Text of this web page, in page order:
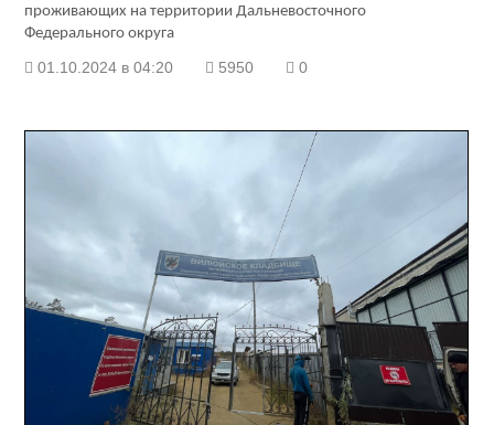
проживающих на территории Дальневосточного
Федерального округа
01.10.2024 в 04:20 5950 0